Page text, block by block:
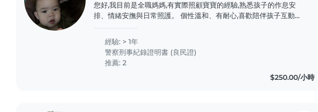
您好,我目前是全職媽媽,有實際照顧寶寶的經驗,熟悉孩子的作息安
排、情緒安撫與日常照護。 個性溫和、有耐心,喜歡陪伴孩子互動與
依照每位孩子的狀況調整相處方式,讓孩子在安全、安心的環境中活
動。 我也能協助簡單的日常照顧,如餵食、陪玩與基礎作息陪伴,重視
孩子的安全與情緒穩定。 目前可配合短時數陪玩與協助照顧,時間彈
性。家中也備有適合0~6歲孩子的玩具與互動教具,可提供安全、舒適
經驗: > 1年
警察刑事紀錄證明書 (良民證)
推薦: 2
$250.00/小時